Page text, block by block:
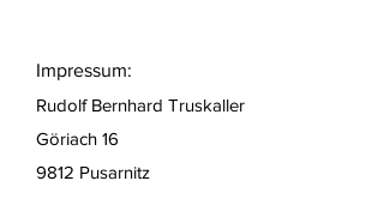
Impressum:
Rudolf Bernhard Truskaller
Göriach 16
9812 Pusarnitz